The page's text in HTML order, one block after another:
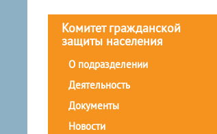
Комитет гражданской
защиты населения
О подразделении
Деятельность
Документы
Новости